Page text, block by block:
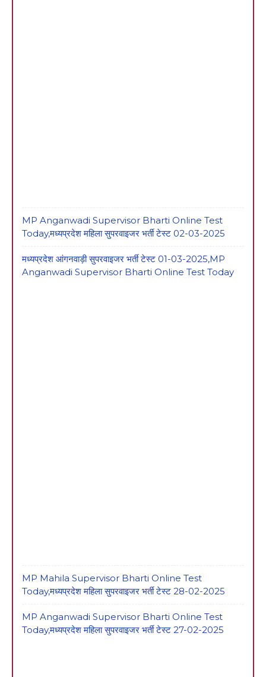
MP Anganwadi Supervisor Bharti Online Test
Today,मध्यप्रदेश महिला सुपरवाइजर भर्ती टेस्ट 02-03-2025
मध्यप्रदेश आंगनवाड़ी सुपरवाइजर भर्ती टेस्ट 01-03-2025,MP
Anganwadi Supervisor Bharti Online Test Today
MP Mahila Supervisor Bharti Online Test
Today,मध्यप्रदेश महिला सुपरवाइजर भर्ती टेस्ट 28-02-2025
MP Anganwadi Supervisor Bharti Online Test
Today,मध्यप्रदेश महिला सुपरवाइजर भर्ती टेस्ट 27-02-2025